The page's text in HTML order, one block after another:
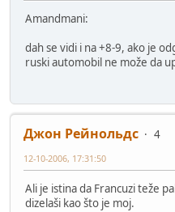
Amandmani:
dah se vidi i na +8-9, ako je
ruski automobil ne može da
Джон Рейнольдс
4
12-10-2006, 17:31:50
Ali je istina da Francuzi teže
dizelaši kao što je moj.